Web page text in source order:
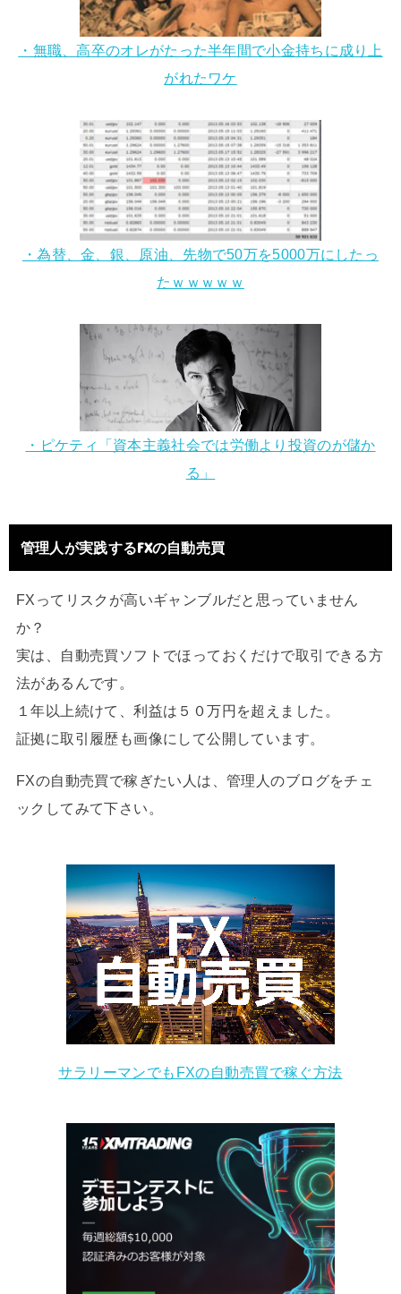
・無職、高卒のオレがたった半年間で小金持ちに成り上
がれたワケ
・為替、金、銀、原油、先物で50万を5000万にしたっ
たｗｗｗｗｗ
・ピケティ「資本主義社会では労働より投資のが儲か
る」
管理人が実践するFXの自動売買
FXってリスクが高いギャンブルだと思っていません
か？
実は、自動売買ソフトでほっておくだけで取引できる方
法があるんです。
１年以上続けて、利益は５０万円を超えました。
証拠に取引履歴も画像にして公開しています。
FXの自動売買で稼ぎたい人は、管理人のブログをチェ
ックしてみて下さい。
サラリーマンでもFXの自動売買で稼ぐ方法